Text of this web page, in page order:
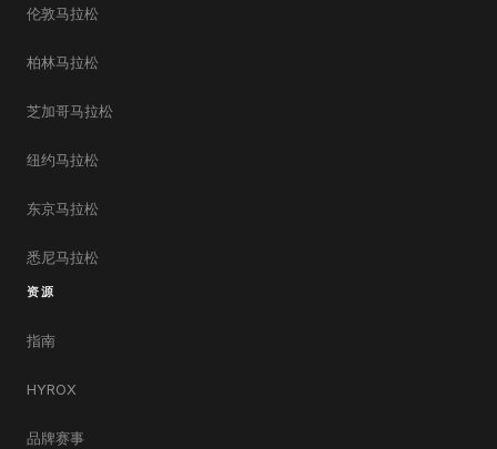
伦敦马拉松
柏林马拉松
芝加哥马拉松
纽约马拉松
东京马拉松
悉尼马拉松
资源
指南
HYROX
品牌赛事